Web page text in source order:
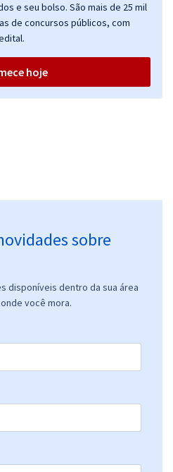
e seu bolso. São mais de 25 mil
de concursos públicos, com
hoje
sobre
disponíveis dentro da sua área
você mora.